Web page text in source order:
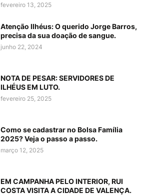
fevereiro 13, 2025
Atenção Ilhéus: O querido Jorge Barros,
precisa da sua doação de sangue.
junho 22, 2024
NOTA DE PESAR: SERVIDORES DE
ILHÉUS EM LUTO.
fevereiro 25, 2025
Como se cadastrar no Bolsa Família
2025? Veja o passo a passo.
março 12, 2025
EM CAMPANHA PELO INTERIOR, RUI
COSTA VISITA A CIDADE DE VALENÇA.